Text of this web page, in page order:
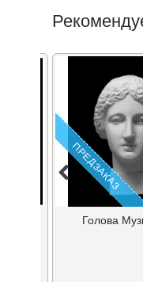
ПРЕДЗАКАЗ
Голова